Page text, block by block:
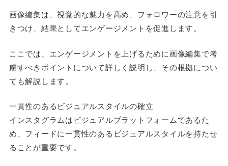
画像編集は、視覚的な魅力を高め、フォロワーの注意を引
きつけ、結果としてエンゲージメントを促進します。
ここでは、エンゲージメントを上げるために画像編集で考
慮すべきポイントについて詳しく説明し、その根拠につい
ても解説します。
一貫性のあるビジュアルスタイルの確立
インスタグラムはビジュアルプラットフォームであるた
め、フィードに一貫性のあるビジュアルスタイルを持たせ
ることが重要です。